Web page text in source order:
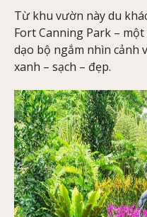
Từ khu vườn này du
Fort Canning Park –
dạo bộ ngắm nhìn cảnh
xanh – sạch – đẹp.